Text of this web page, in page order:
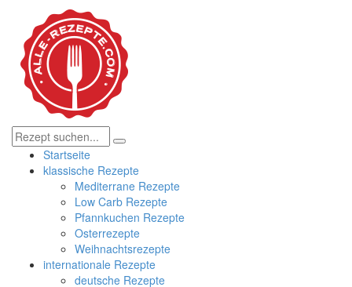
Startseite
klassische Rezepte
Mediterrane Rezepte
Low Carb Rezepte
Pfannkuchen Rezepte
Osterrezepte
Weihnachtsrezepte
internationale Rezepte
deutsche Rezepte